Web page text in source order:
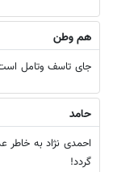
هم وطن
جای تاسف وتامل است
حامد
احمدی نژاد به
گردد!